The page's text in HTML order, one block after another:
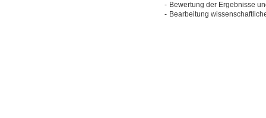
- Bewertung der Ergebnisse
- Bearbeitung